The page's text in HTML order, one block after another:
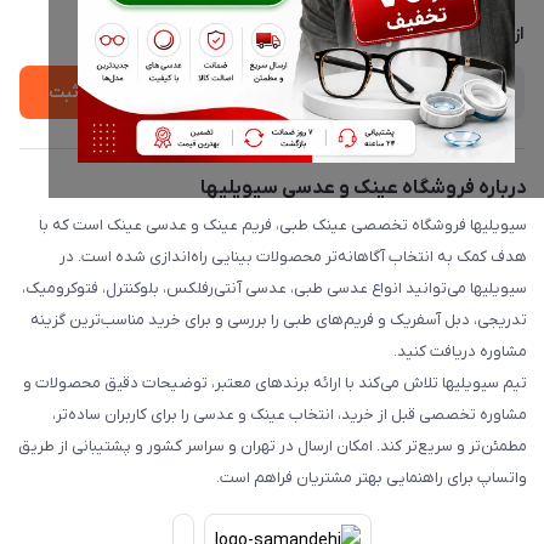
درباره ما
از جدید‌ترین تخفیف‌ها با‌ خبر شوید
ثبت
درباره فروشگاه عینک و عدسی سیویلیها
سیویلیها فروشگاه تخصصی عینک طبی، فریم عینک و عدسی عینک است که با
هدف کمک به انتخاب آگاهانه‌تر محصولات بینایی راه‌اندازی شده است. در
سیویلیها می‌توانید انواع عدسی طبی، عدسی آنتی‌رفلکس، بلوکنترل، فتوکرومیک،
تدریجی، دبل آسفریک و فریم‌های طبی را بررسی و برای خرید مناسب‌ترین گزینه
مشاوره دریافت کنید.
تیم سیویلیها تلاش می‌کند با ارائه برندهای معتبر، توضیحات دقیق محصولات و
مشاوره تخصصی قبل از خرید، انتخاب عینک و عدسی را برای کاربران ساده‌تر،
مطمئن‌تر و سریع‌تر کند. امکان ارسال در تهران و سراسر کشور و پشتیبانی از طریق
واتساپ برای راهنمایی بهتر مشتریان فراهم است.